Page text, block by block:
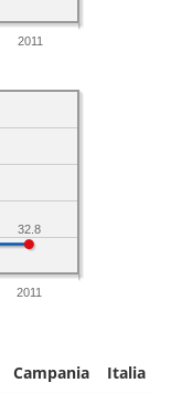
2011
2011
32.8
Campania Italia